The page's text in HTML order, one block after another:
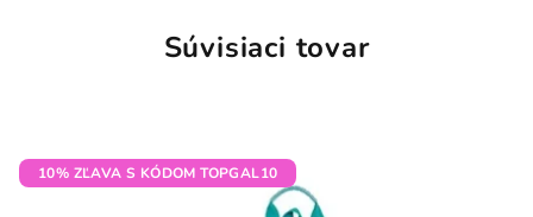
Súvisiaci tovar
10% ZĽAVA S KÓDOM TOPGAL10